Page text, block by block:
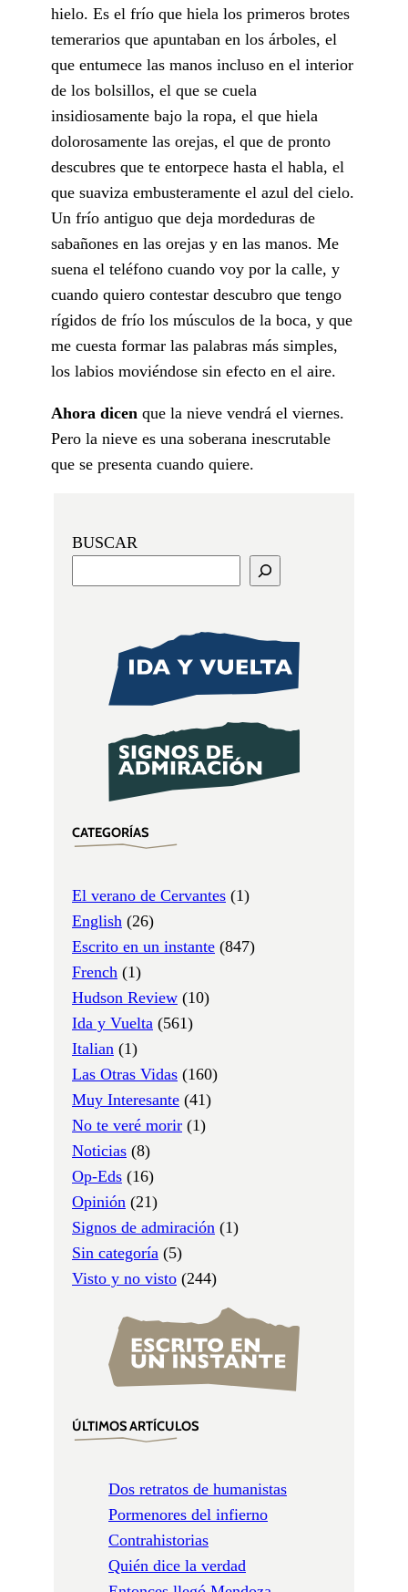
hielo. Es el frío que hiela los primeros brotes
temerarios que apuntaban en los árboles, el
que entumece las manos incluso en el interior
de los bolsillos, el que se cuela
insidiosamente bajo la ropa, el que hiela
dolorosamente las orejas, el que de pronto
descubres que te entorpece hasta el habla, el
que suaviza embusteramente el azul del cielo.
Un frío antiguo que deja mordeduras de
sabañones en las orejas y en las manos. Me
suena el teléfono cuando voy por la calle, y
cuando quiero contestar descubro que tengo
rígidos de frío los músculos de la boca, y que
me cuesta formar las palabras más simples,
los labios moviéndose sin efecto en el aire.
Ahora dicen que la nieve vendrá el viernes.
Pero la nieve es una soberana inescrutable
que se presenta cuando quiere.
BUSCAR
CATEGORÍAS
El verano de Cervantes (1)
English (26)
Escrito en un instante (847)
French (1)
Hudson Review (10)
Ida y Vuelta (561)
Italian (1)
Las Otras Vidas (160)
Muy Interesante (41)
No te veré morir (1)
Noticias (8)
Op-Eds (16)
Opinión (21)
Signos de admiración (1)
Sin categoría (5)
Visto y no visto (244)
ÚLTIMOS ARTÍCULOS
Dos retratos de humanistas
Pormenores del infierno
Contrahistorias
Quién dice la verdad